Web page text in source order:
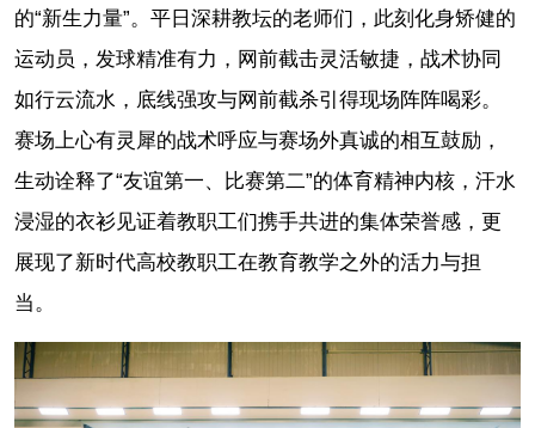
的“新生力量”。平日深耕教坛的老师们，此刻化身矫健的
运动员，发球精准有力，网前截击灵活敏捷，战术协同
如行云流水，底线强攻与网前截杀引得现场阵阵喝彩。
赛场上心有灵犀的战术呼应与赛场外真诚的相互鼓励，
生动诠释了“友谊第一、比赛第二”的体育精神内核，汗水
浸湿的衣衫见证着教职工们携手共进的集体荣誉感，更
展现了新时代高校教职工在教育教学之外的活力与担
当。